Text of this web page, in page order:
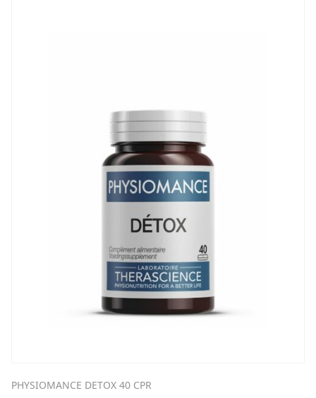
PHYSIOMANCE DETOX 40 CPR